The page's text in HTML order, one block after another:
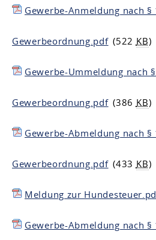
Gewerbe-Anmeldung nach
Gewerbeordnung.pdf (522 KB)
Gewerbe-Ummeldung nach
Gewerbeordnung.pdf (386 KB)
Gewerbe-Abmeldung nach
Gewerbeordnung.pdf (433 KB)
Meldung zur
Gewerbe-Abmeldung nach